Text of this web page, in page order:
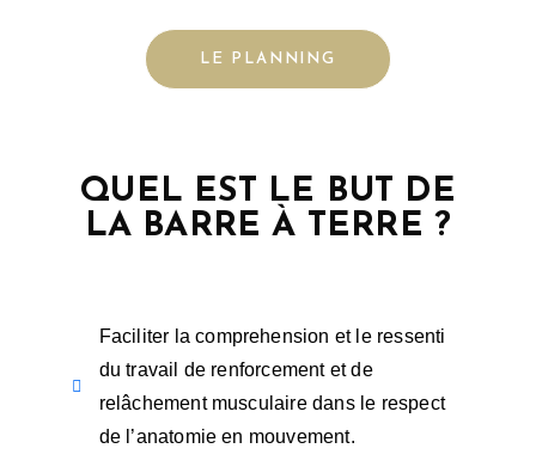
LE PLANNING
QUEL EST LE BUT DE
LA BARRE À TERRE ?
Faciliter la comprehension et le ressenti
du travail de renforcement et de
relâchement musculaire dans le respect
de l’anatomie en mouvement.